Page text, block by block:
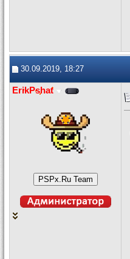
30.09.2019, 18:27
ErikPshat